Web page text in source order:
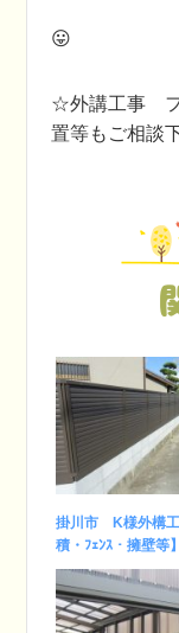
😛
☆外講工事 フ
置等もご相談
掛川市 K様外構工
積・ﾌｪﾝｽ・擁壁等】